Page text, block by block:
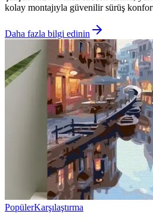
kolay montajıyla güvenilir sürüş
Daha fazla bilgi edinin
PopülerKarşılaştırma